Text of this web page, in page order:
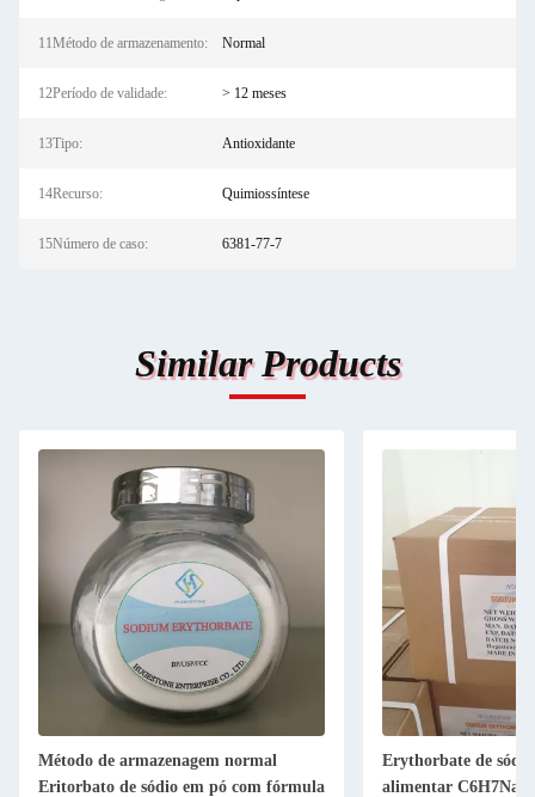
11Método de armazenamento: Normal
12Período de validade: > 12 meses
13Tipo: Antioxidante
14Recurso: Quimiossíntese
15Número de caso: 6381-77-7
Similar Products
Método de armazenagem normal
Eritorbato de sódio em pó com fórmula
Erythorbate de
alimentar